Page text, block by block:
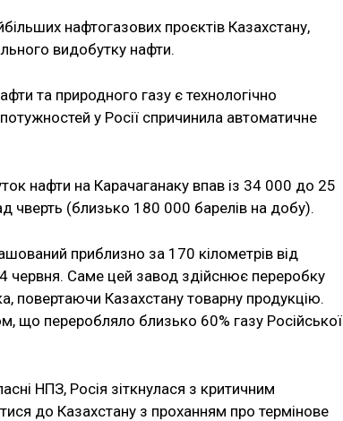
нафтогазових проєктів Казахстану,
видобутку нафти.
та природного газу є технологічно
у Росії спричинила автоматичне
нафти на Карачаганаку впав із 34 000 до 25
чверть (близько 180 000 барелів на добу).
приблизно за 170 кілометрів від
червня. Саме цей завод здійснює переробку
повертаючи Казахстану товарну продукцію.
що переробляло близько 60% газу Російської
НПЗ, Росія зіткнулася з критичним
до Казахстану з проханням про термінове